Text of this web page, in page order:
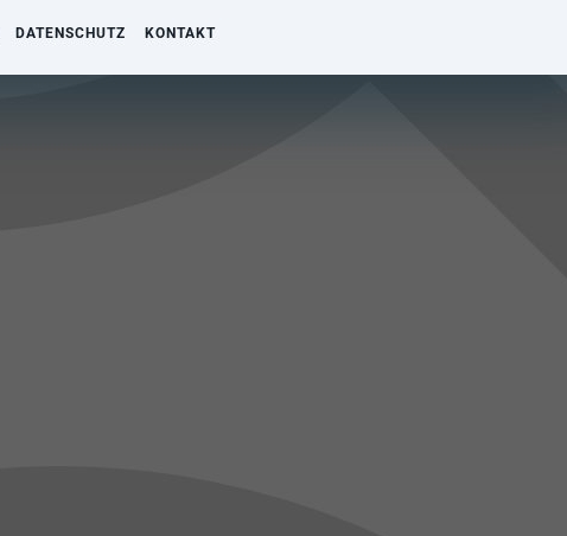
DATENSCHUTZ KONTAKT